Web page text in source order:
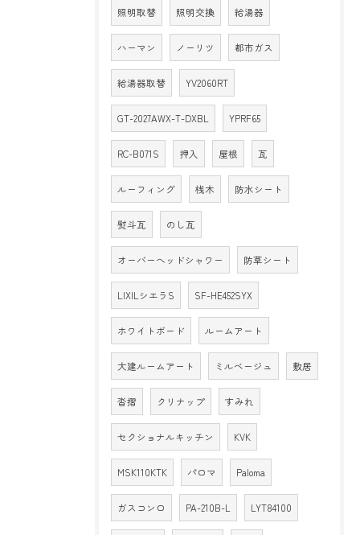
照明取替 照明交換 給湯器
ハーマン ノーリツ 都市ガス
給湯器取替 YV2060RT
GT-2027AWX-T-DXBL YPRF65
RC-B071S 押入 屋根 瓦
ルーフィング 桟木 防水シート
熨斗瓦 のし瓦
オーバーヘッドシャワー 防草シート
LIXILシエラS SF-HE452SYX
ホワイトボード ルームアート
大建ルームアート ミルベージュ 敷居
沓摺 クリナップ すみれ
セクショナルキッチン KVK
MSK110KTK パロマ Paloma
ガスコンロ PA-210B-L LYT84100